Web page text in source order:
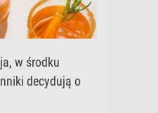
w środku
decydują o